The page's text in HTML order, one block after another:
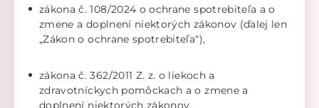
zákona č. 108/2024 o ochrane spotrebiteľa a o
zmene a doplnení niektorých zákonov (ďalej len
„Zákon o ochrane spotrebiteľa“),
zákona č. 362/2011 Z. z. o liekoch a
zdravotníckych pomôckach a o zmene a
doplnení niektorých zákonov,